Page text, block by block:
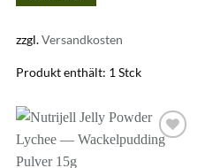
zzgl.Versandkosten
Produkt enthält: 1 Stck
Zur